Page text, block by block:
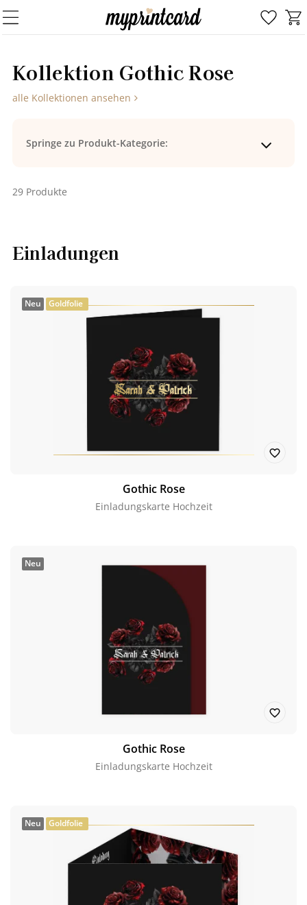
Kol­lek­ti­on Go­thic Rose
alle Kollektionen ansehen
Springe zu Produkt-Kategorie:
29 Produkte
Einladungen
Neu Goldfolie
Gothic Rose
Einladungskarte Hochzeit
Neu
Gothic Rose
Einladungskarte Hochzeit
Neu Goldfolie